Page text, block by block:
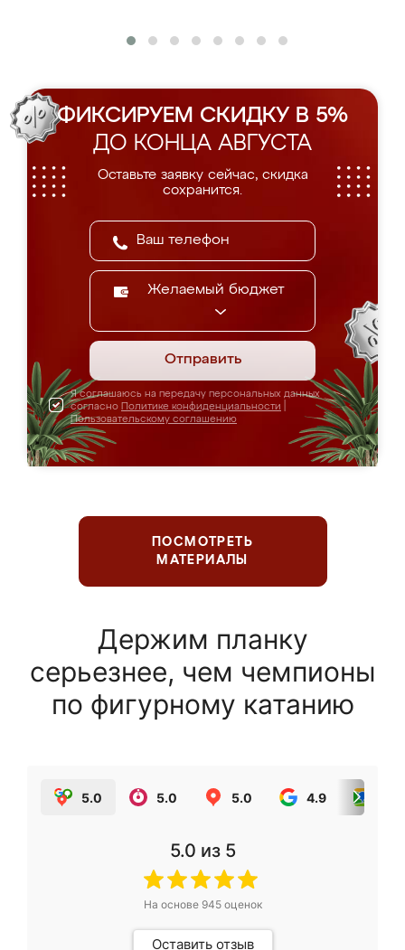
ФИКСИРУЕМ СКИДКУ В 5%
ДО КОНЦА АВГУСТА
Оставьте заявку сейчас, скидка
сохранится.
Желаемый бюджет
Отправить
Я соглашаюсь на передачу персональных данных
согласно Политике конфиденциальности
Пользовательскому соглашению
ПОСМОТРЕТЬ
МАТЕРИАЛЫ
Держим планку
серьезнее, чем чемпионы
по фигурному катанию
5.0 5.0 5.0 4.9
5.0 из 5
На основе 945оценок
Оставить отзыв